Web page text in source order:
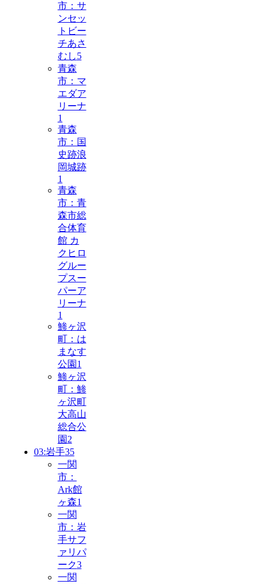
市：サ
ンセッ
トビー
チあさ
むし5
青森
市：マ
エダア
リーナ
1
青森
市：国
史跡浪
岡城跡
1
青森
市：青
森市総
合体育
館 カ
クヒロ
グルー
プスー
パーア
リーナ
1
鯵ヶ沢
町：は
まなす
公園 1
鯵ヶ沢
町：鯵
ヶ沢町
大高山
総合公
園 2
03:岩手35
一関
市：
Ark館
ヶ森1
一関
市：岩
手サフ
ァリパ
ーク3
一関